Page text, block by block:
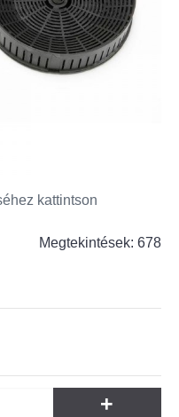
kattintson
Megtekintések: 678
+